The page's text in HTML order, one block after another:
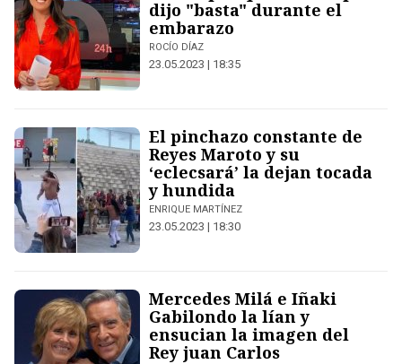
dijo "basta" durante el
embarazo
ROCÍO DÍAZ
23.05.2023 | 18:35
El pinchazo constante de
Reyes Maroto y su
‘eclecsará’ la dejan tocada
y hundida
ENRIQUE MARTÍNEZ
23.05.2023 | 18:30
Mercedes Milá e Iñaki
Gabilondo la lían y
ensucian la imagen del
Rey juan Carlos